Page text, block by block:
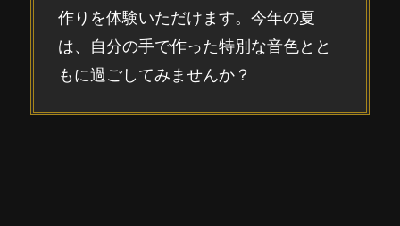
作りを体験いただけます。今年の夏
は、自分の手で作った特別な音色とと
もに過ごしてみませんか？